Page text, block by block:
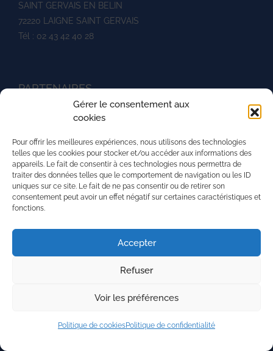
Gérer le consentement aux
cookies
Pour offrir les meilleures expériences, nous utilisons des technologies
telles que les cookies pour stocker et/ou accéder aux informations des
appareils. Le fait de consentir à ces technologies nous permettra de
traiter des données telles que le comportement de navigation ou les ID
uniques sur ce site. Le fait de ne pas consentir ou de retirer son
consentement peut avoir un effet négatif sur certaines caractéristiques et
fonctions.
Accepter
Refuser
Voir les préférences
Politique de cookiesPolitique de confidentialité
SAINT GERVAIS EN BELIN
72220 LAIGNE SAINT GERVAIS
Tél : 02 43 42 40 28
PARTENAIRES
L'aventure du vivant
La Mission Locale de l'agglomération mancelle
La région Pays de la Loire
PRH - Pôle Régional du Handicap
Superforma
Politique de cookies (UE)